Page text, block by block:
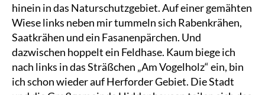
hinein in das Naturschutzgebiet. Auf einer gemähten
Wiese links neben mir tummeln sich Rabenkrähen,
Saatkrähen und ein Fasanenpärchen. Und
dazwischen hoppelt ein Feldhase. Kaum biege ich
nach links in das Sträßchen „Am Vogelholz“ ein, bin
ich schon wieder auf Herforder Gebiet. Die Stadt